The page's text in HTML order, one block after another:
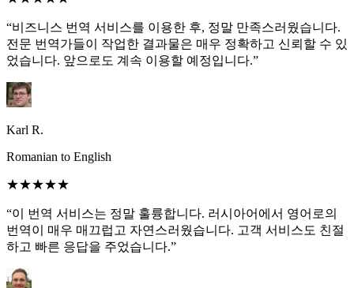
“비즈니스 번역 서비스를 이용한 후, 정말 만족스러웠습니다.
전문 번역가들이 작업한 결과물은 매우 정확하고 신뢰할 수 있
었습니다. 앞으로도 계속 이용할 예정입니다.”
Karl R.
Romanian to English
★★★★★
“이 번역 서비스는 정말 훌륭합니다. 러시아어에서 영어로의
번역이 매우 매끄럽고 자연스러웠습니다. 고객 서비스도 친절
하고 빠른 응답을 주었습니다.”